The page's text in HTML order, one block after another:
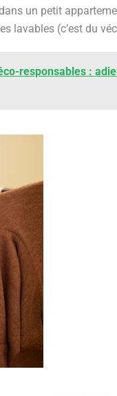
un petit
lavables (c’est du
responsables :